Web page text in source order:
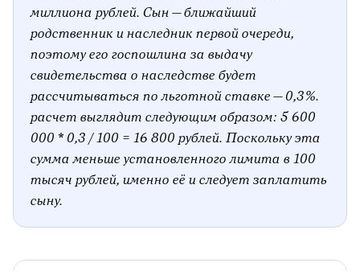
миллиона рублей. Сын — ближайший
родственник и наследник первой очереди,
поэтому его госпошлина за выдачу
свидетельства о наследстве будет
рассчитываться по льготной ставке — 0,3%.
расчет выглядит следующим образом: 5 600
000 * 0,3 / 100 = 16 800 рублей. Поскольку эта
сумма меньше установленного лимита в 100
тысяч рублей, именно её и следует заплатить
сыну.